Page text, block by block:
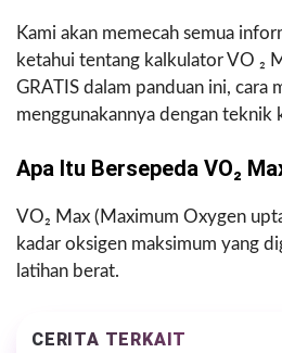
Kami akan memecah semua
ketahui tentang kalkulator VO ₂
GRATIS dalam panduan ini, cara
menggunakannya dengan teknik
Apa Itu Bersepeda VO₂
VO₂ Max (Maximum Oxygen
kadar oksigen maksimum yang
latihan berat.
CERITA TERKAIT